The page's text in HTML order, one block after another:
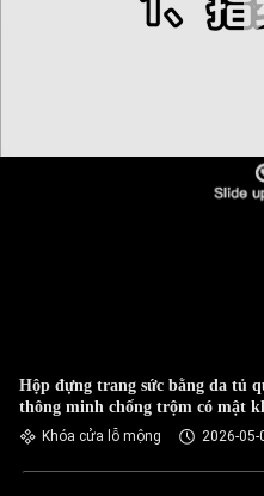
Hộp đựng trang sức bằng da tủ
thông minh chống trộm có mật
cấu kim loại
Khóa cửa lỗ mộng 2026-05-